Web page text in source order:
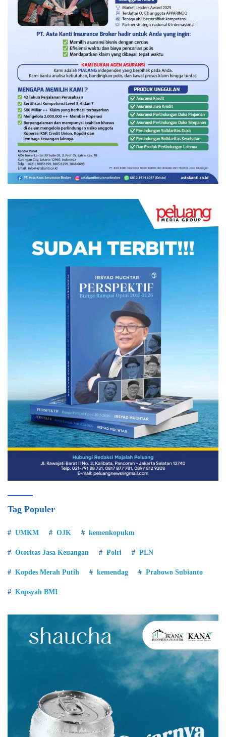
Tag Populer
UMKM OJK kemenkopukm
Otoritas Jasa Keuangan Polri PLN
Kopdes Merah Putih kemendag Prabowo Subianto
Kopsyah BMI